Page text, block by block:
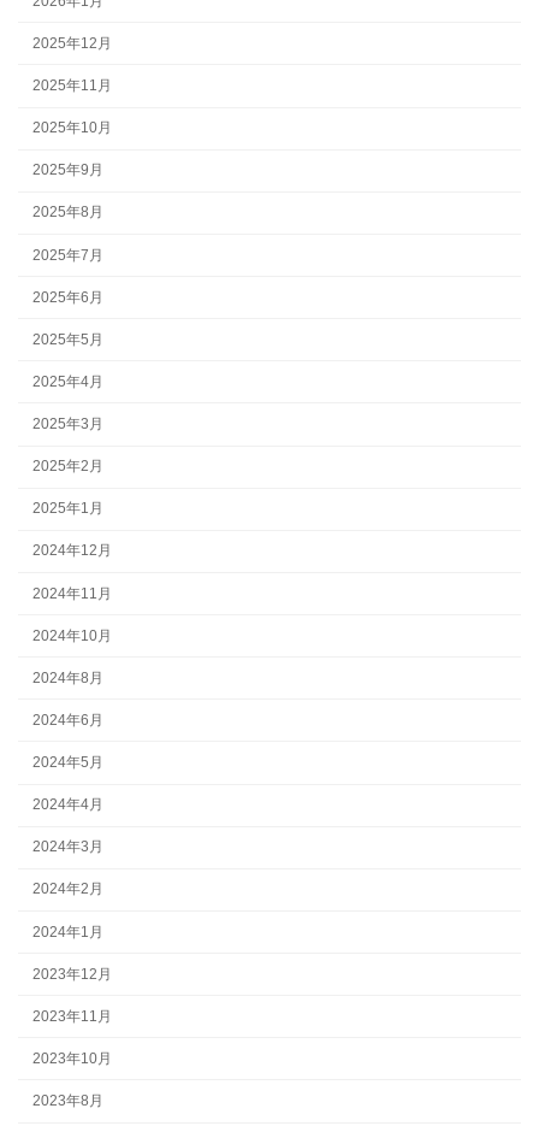
2025年12月
2025年11月
2025年10月
2025年9月
2025年8月
2025年7月
2025年6月
2025年5月
2025年4月
2025年3月
2025年2月
2025年1月
2024年12月
2024年11月
2024年10月
2024年8月
2024年6月
2024年5月
2024年4月
2024年3月
2024年2月
2024年1月
2023年12月
2023年11月
2023年10月
2023年8月